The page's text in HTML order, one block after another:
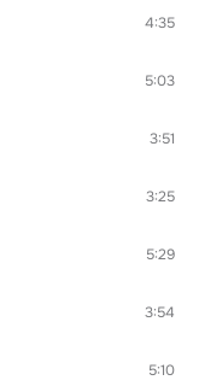
4:35
5:03
3:51
3:25
5:29
3:54
5:10